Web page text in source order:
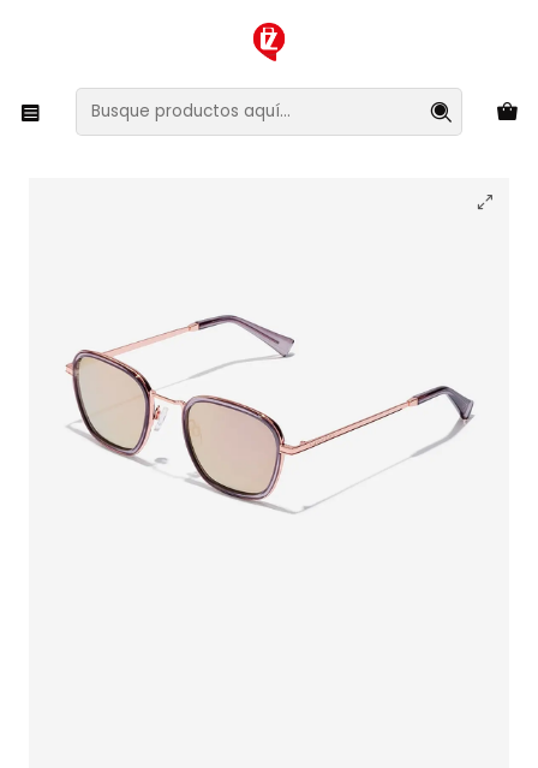
XMAS SALE ¡Compra antes de que la oferta termine!
Lentes y Accesorios Lentes de Sol
Lentes de Sol Hawkers Chain HCHA20DKM0